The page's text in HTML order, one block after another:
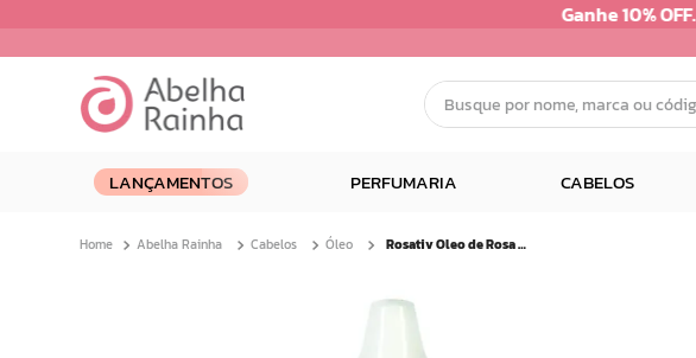
Busque por nome, marca ou código...
LANÇAMENTOS PERFUMARIA CABELOS
Abelha Rainha Cabelos Óleo Rosativ Oleo de Rosa Mosqueta Colo e Face 30 Ml
dermopes
3º
facial